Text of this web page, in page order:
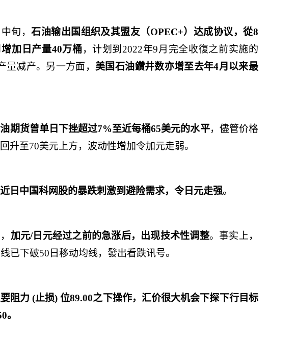
旬，石油输出国组织及其盟友（OPEC+） 达成协议，從8
加日产量40万桶，计划到 2022年9月完全收復之前实施的
量减产。另一方面， 美国石油鑽井数亦增至去年4月以来最
期货曾单日下挫超过7%至近每桶65美元的水平，儘管价格
升至70美元上方，波动性增加令加元走弱。
日中国科网股的暴跌刺激到避险需求，令日元走强。
加元/日元经过之前的急涨后，出现技术性调整。事实上，
已下破50 日移动均线，發出看跌讯号。
阻力 (止损)位89.00之下操作，汇价很大机会下探下行目标
。